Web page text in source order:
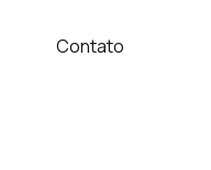
Contato